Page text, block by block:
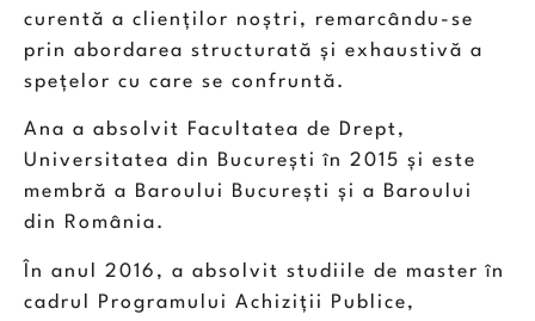
curentă a clienților noștri, remarcându-se
prin abordarea structurată și exhaustivă a
spețelor cu care se confruntă.
Ana a absolvit Facultatea de Drept,
Universitatea din București în 2015 și este
membră a Baroului București și a Baroului
din România.
În anul 2016, a absolvit studiile de master în
cadrul Programului Achiziții Publice,